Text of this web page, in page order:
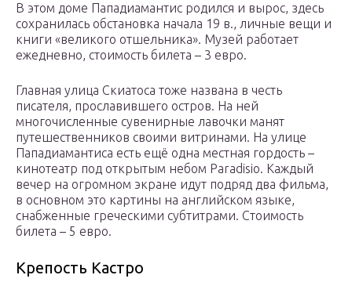
В этом доме Пападиамантис родился и вырос, здесь
сохранилась обстановка начала 19 в., личные вещи и
книги «великого отшельника». Музей работает
ежедневно, стоимость билета – 3 евро.
Главная улица Скиатоса тоже названа в честь
писателя, прославившего остров. На ней
многочисленные сувенирные лавочки манят
путешественников своими витринами. На улице
Пападиамантиса есть ещё одна местная гордость –
кинотеатр под открытым небом Paradisio. Каждый
вечер на огромном экране идут подряд два фильма,
в основном это картины на английском языке,
снабженные греческими субтитрами. Стоимость
билета – 5 евро.
Крепость Кастро